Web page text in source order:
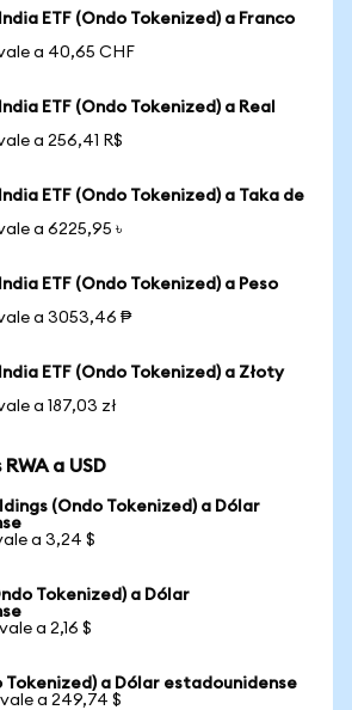
ETF (Ondo Tokenized) a Franco
a 40,65 CHF
ETF (Ondo Tokenized) a Real
a 256,41 R$
ETF (Ondo Tokenized) a Taka de
a 6225,95 ৳
ETF (Ondo Tokenized) a Peso
a 3053,46 ₱
ETF (Ondo Tokenized) a Złoty
a 187,03 zł
a USD
(Ondo Tokenized) a Dólar
a 3,24 $
Tokenized) a Dólar
a 2,16 $
Tokenized) a Dólar estadounidense
a 249,74 $